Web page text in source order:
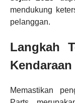
mendukung
pelanggan.
Langkah
Kendaraan
Memastikan